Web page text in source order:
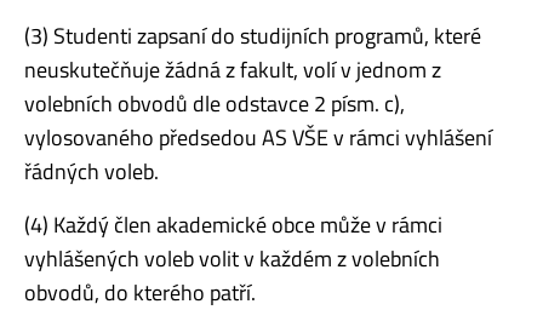
(3) Studenti zapsaní do studijních programů, které
neuskutečňuje žádná z fakult, volí v jednom z
volebních obvodů dle odstavce 2 písm. c),
vylosovaného předsedou AS VŠE v rámci vyhlášení
řádných voleb.
(4) Každý člen akademické obce může v rámci
vyhlášených voleb volit v každém z volebních
obvodů, do kterého patří.